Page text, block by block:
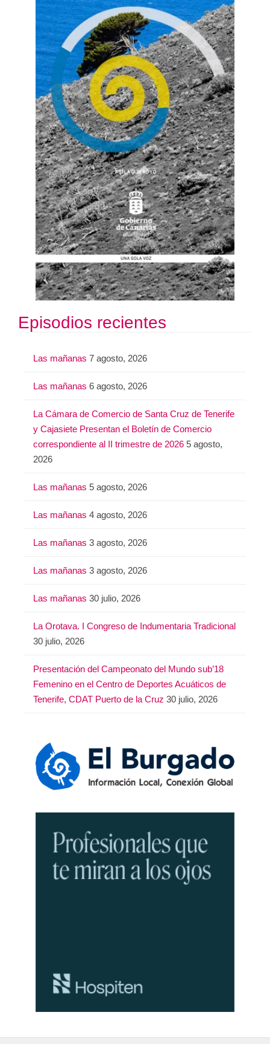
Episodios recientes
Las mañanas 7 agosto, 2026
Las mañanas 6 agosto, 2026
La Cámara de Comercio de Santa Cruz de Tenerife
y Cajasiete Presentan el Boletín de Comercio
correspondiente al II trimestre de 2026 5 agosto,
2026
Las mañanas 5 agosto, 2026
Las mañanas 4 agosto, 2026
Las mañanas 3 agosto, 2026
Las mañanas 3 agosto, 2026
Las mañanas 30 julio, 2026
La Orotava. I Congreso de Indumentaria Tradicional
30 julio, 2026
Presentación del Campeonato del Mundo sub’18
Femenino en el Centro de Deportes Acuáticos de
Tenerife, CDAT Puerto de la Cruz 30 julio, 2026